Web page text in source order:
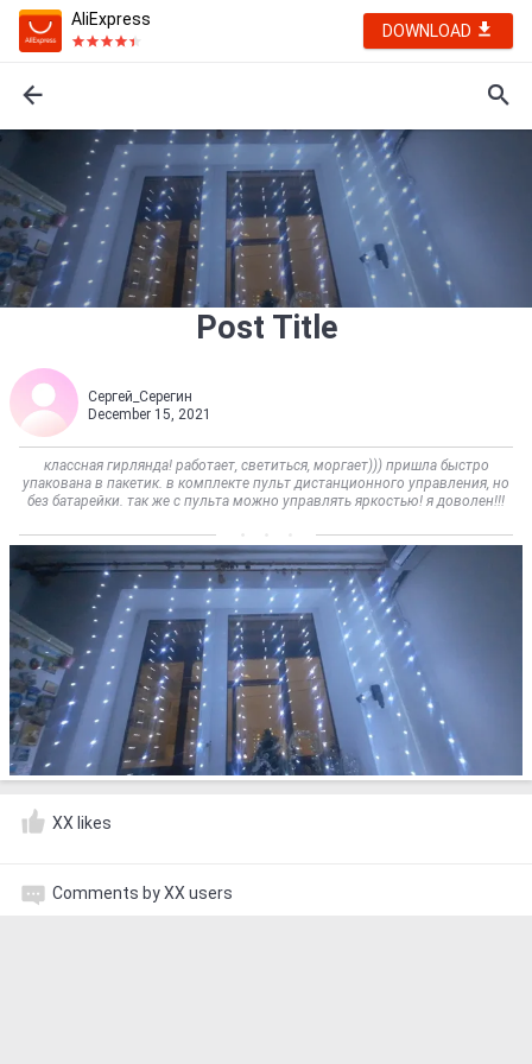
AliExpress
DOWNLOAD
Post Title
Сергей_Серегин
December 15, 2021
классная гирлянда! работает, светиться, моргает))) пришла быстро
упакована в пакетик. в комплекте пульт дистанционного управления, но
без батарейки. так же с пульта можно управлять яркостью! я доволен!!!
XX likes
Comments by XX users